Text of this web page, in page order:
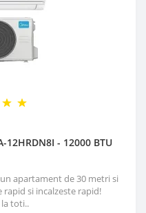
- 12000 BTU
apartament de 30 metri si
si incalzeste rapid!
toti..